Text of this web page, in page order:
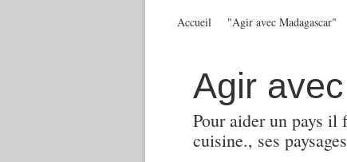
Agir
Pour aider un pays il
cuisine., ses paysages
Accueil "Agir avec Madagascar"